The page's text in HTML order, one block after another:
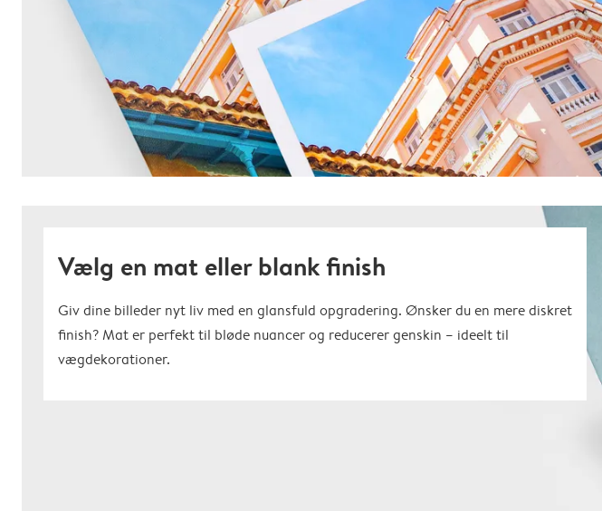
Vælg en mat eller blank finish
Giv dine billeder nyt liv med en glansfuld opgradering. Ønsker du en mere diskret
finish? Mat er perfekt til bløde nuancer og reducerer genskin – ideelt til
vægdekorationer.